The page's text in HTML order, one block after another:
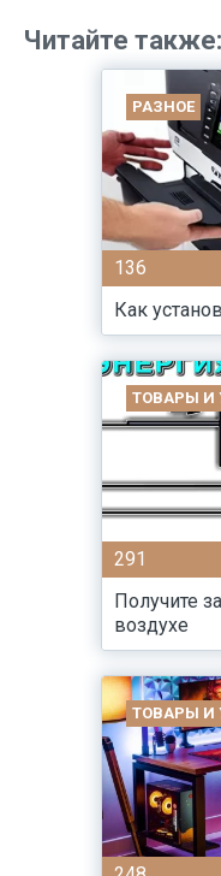
Читайте также:
РАЗНОЕ
136
Как
ТОВАРЫ И
291
Получите
воздухе
ТОВАРЫ И